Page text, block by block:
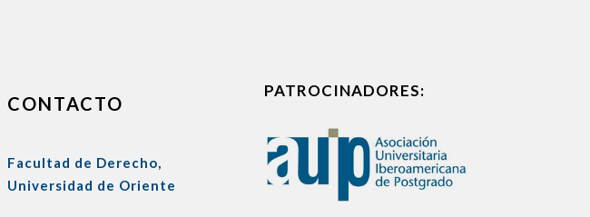
CONTACTO
Facultad de Derecho,
Universidad de Oriente
PATROCINADORES: